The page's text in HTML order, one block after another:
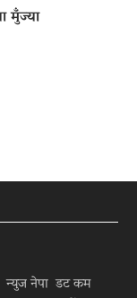
मुँज्या
न्युज नेपा डट कम